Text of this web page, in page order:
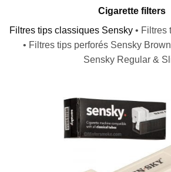
Cigarette filters
Filtres tips classiques Sensky • Filtres
• Filtres tips perforés Sensky
Sensky Regular &